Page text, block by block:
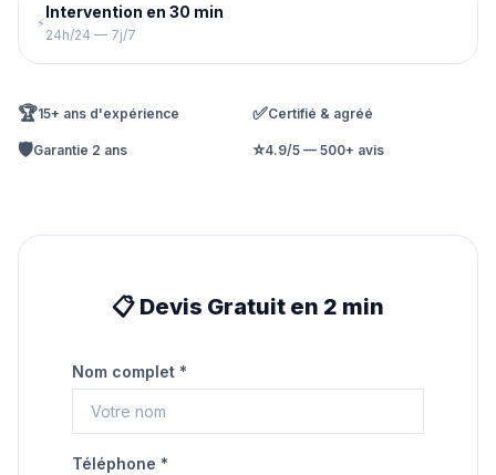
⚡
Intervention en 30 min
24h/24 — 7j/7
🏆15+ ans d'expérience ✅Certifié & agréé
🛡️Garantie 2 ans ⭐4.9/5 — 500+ avis
📋 Devis Gratuit en 2 min
Nom complet *
Téléphone *